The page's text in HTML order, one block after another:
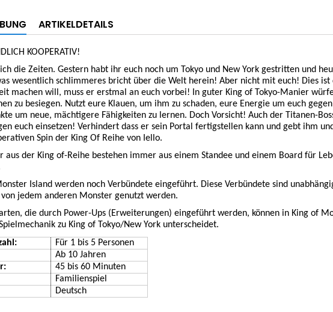
ARTIKELDETAILS
KOOPERATIV!
die Zeiten. Gestern habt ihr euch noch um Tokyo und New York gestritten und
wesentlich schlimmeres bricht über die Welt herein! Aber nicht mit euch! Dies
machen will, muss er erstmal an euch vorbei! In guter King of Tokyo-Manier
zu besiegen. Nutzt eure Klauen, um ihm zu schaden, eure Energie um euch
um neue, mächtigere Fähigkeiten zu lernen. Doch Vorsicht! Auch der Titanen-
euch einsetzen! Verhindert dass er sein Portal fertigstellen kann und gebt ihm
Spin der King Of Reihe von Iello.
aus der King of-Reihe bestehen immer aus einem Standee und einem Board für
Island werden noch Verbündete eingeführt. Diese Verbündete sind
jedem anderen Monster genutzt werden.
die durch Power-Ups (Erweiterungen) eingeführt werden, können in King of
zu King of Tokyo/New York unterscheidet.
Für 1 bis 5 Personen
Ab 10Jahren
45 bis 60 Minuten
Familienspiel
Deutsch